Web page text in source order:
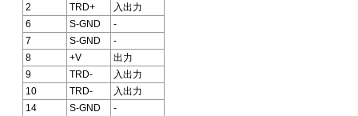
2
TRD+
入出力
6
S-GND
-
7
S-GND
-
8
+V
出力
9
TRD-
入出力
10
TRD-
入出力
14
S-GND
-